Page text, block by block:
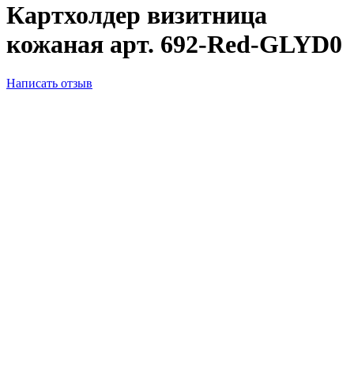
Картхолдер визитница
кожаная арт. 692-Red-GLYD0
Написать отзыв